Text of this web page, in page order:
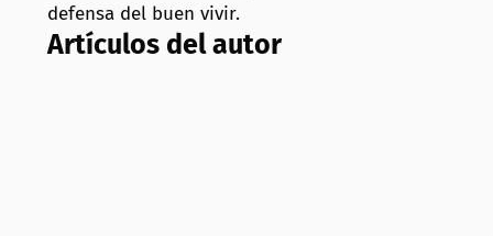
defensa del buen vivir.
Artículos del autor